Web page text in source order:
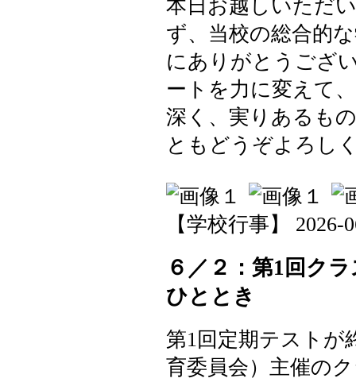
本日お越しいただ
ず、当校の総合的
にありがとうござ
ートを力に変えて
深く、実りあるも
ともどうぞよろし
【学校行事】 2026-
６／２：第1回ク
ひととき
第1回定期テストが
育委員会）主催の